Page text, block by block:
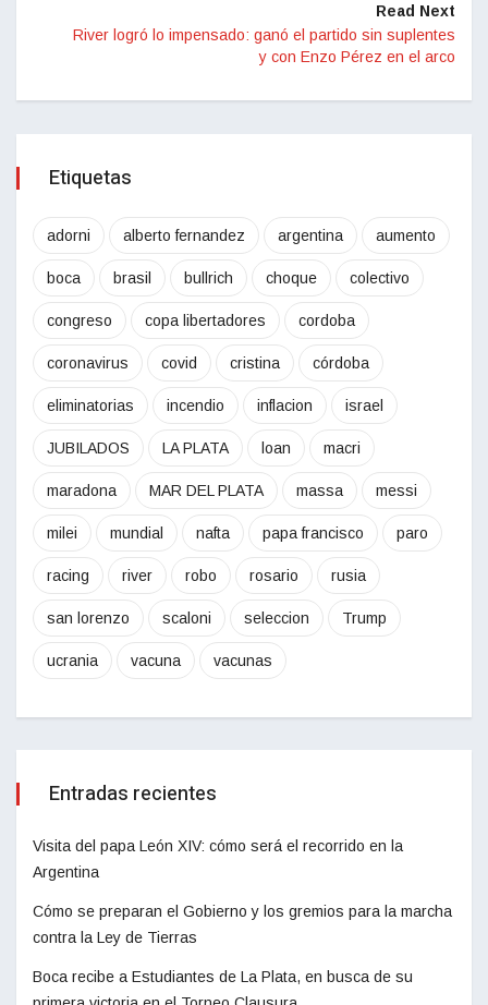
Read Next
River logró lo impensado: ganó el partido sin suplentes
y con Enzo Pérez en el arco
Etiquetas
adorni alberto fernandez argentina aumento
boca brasil bullrich choque colectivo
congreso copa libertadores cordoba
coronavirus covid cristina córdoba
eliminatorias incendio inflacion israel
JUBILADOS LA PLATA loan macri
maradona MAR DEL PLATA massa messi
milei mundial nafta papa francisco paro
racing river robo rosario rusia
san lorenzo scaloni seleccion Trump
ucrania vacuna vacunas
Entradas recientes
Visita del papa León XIV: cómo será el recorrido en la
Argentina
Cómo se preparan el Gobierno y los gremios para la marcha
contra la Ley de Tierras
Boca recibe a Estudiantes de La Plata, en busca de su